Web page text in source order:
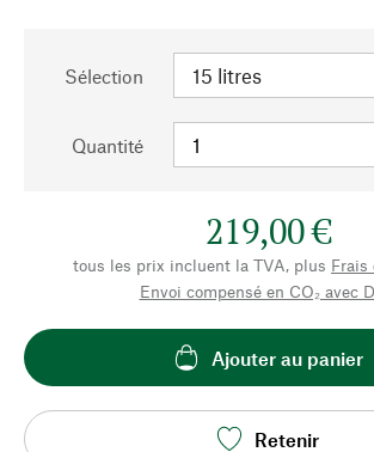
Sélection
Quantité
219,00 €
tous les prix incluent la TVA, plus Frais
Envoi compensé en CO₂ avec
Ajouter au panier
Retenir